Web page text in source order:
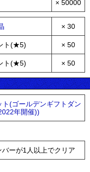
× 50000
× 30
ト(★5) × 50
ト(★5) × 50
ト(ゴールデンギフトダン
年開催))
ーが1人以上でクリア